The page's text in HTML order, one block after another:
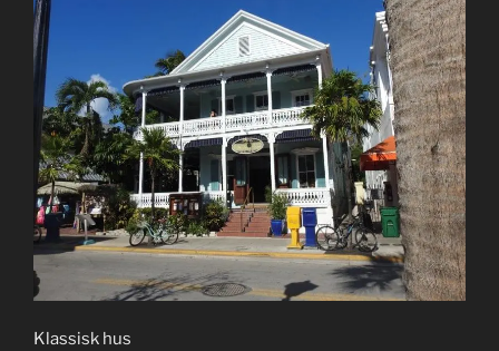
Klassisk hus